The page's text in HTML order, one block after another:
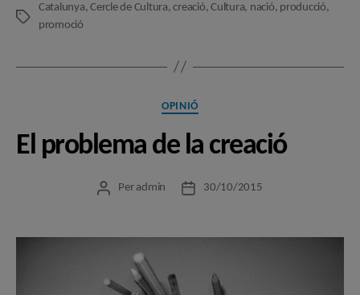
Etiquetes
Catalunya,Cercle de Cultura,creació,Cultura, nació, producció,
promoció
Categories
OPINIÓ
El problema de la creació
Autor
Per admin
Data30/10/2015